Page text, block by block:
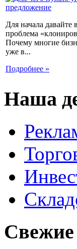
Для начала
проблема
Почему многие
уже в...
Подробнее »
Наша
Свежие